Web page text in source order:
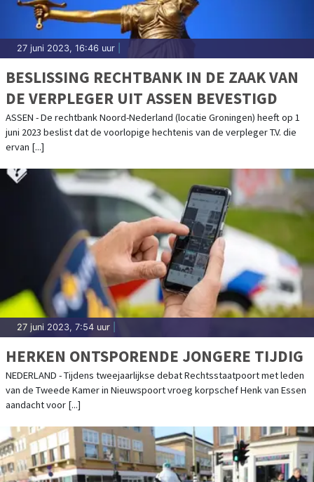
27 juni 2023, 16:46 uur
BESLISSING RECHTBANK IN DE ZAAK VAN
DE VERPLEGER UIT ASSEN BEVESTIGD
ASSEN - De rechtbank Noord-Nederland (locatie Groningen) heeft op 1
juni 2023 beslist dat de voorlopige hechtenis van de verpleger T.V. die
ervan [...]
27 juni 2023, 7:54 uur
HERKEN ONTSPORENDE JONGERE TIJDIG
NEDERLAND - Tijdens tweejaarlijkse debat Rechtsstaatpoort met leden
van de Tweede Kamer in Nieuwspoort vroeg korpschef Henk van Essen
aandacht voor [...]